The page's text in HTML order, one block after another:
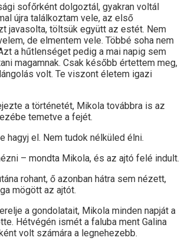
sofőrként dolgoztál, gyakran voltál
újra találkoztam vele, az első
javasolta, töltsük együtt az estét. Nem
de elmentem vele. Többé soha nem
a hűtlenséget pedig a mai napig sem
magamnak. Csak később értettem meg,
volt. Te viszont életem igazi
a történetét, Mikola továbbra is az
temetve a fejét.
hagyj el. Nem tudok nélküled élni.
– mondta Mikola, és az ajtó felé indult.
rohant, ő azonban hátra sem nézett,
mögött az ajtót.
a gondolatait, Mikola minden napját a
Hétvégén ismét a faluba ment Galina
volt számára a legnehezebb.